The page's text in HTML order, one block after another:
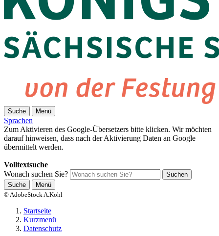
Suche Menü
Sprachen
Zum Aktivieren des Google-Übersetzers bitte klicken. Wir möchten
darauf hinweisen, dass nach der Aktivierung Daten an Google
übermittelt werden.
Volltextsuche
Wonach suchen Sie?
Suchen
Suche
Menü
© AdobeStock A.Kohl
Startseite
Kurzmenü
Datenschutz